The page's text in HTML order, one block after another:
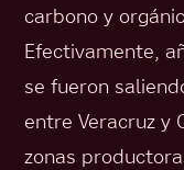
carbono y
Efectivamente,
se fueron
entre Veracruz y
zonas